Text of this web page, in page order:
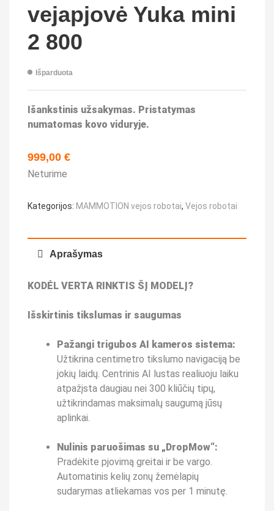
vejapjovė Yuka mini
2 800
Išparduota
Išankstinis užsakymas. Pristatymas
numatomas kovo viduryje.
999,00 €
Neturime
Kategorijos: MAMMOTION vejos robotai, Vejos robotai
Aprašymas
KODĖL VERTA RINKTIS ŠĮ MODELĮ?
Išskirtinis tikslumas ir saugumas
Pažangi trigubos AI kameros sistema:
Užtikrina centimetro tikslumo navigaciją be
jokių laidų. Centrinis AI lustas realiuoju laiku
atpažįsta daugiau nei 300 kliūčių tipų,
užtikrindamas maksimalų saugumą jūsų
aplinkai.
Nulinis paruošimas su „DropMow“:
Pradėkite pjovimą greitai ir be vargo.
Automatinis kelių zonų žemėlapių
sudarymas atliekamas vos per 1 minutę.